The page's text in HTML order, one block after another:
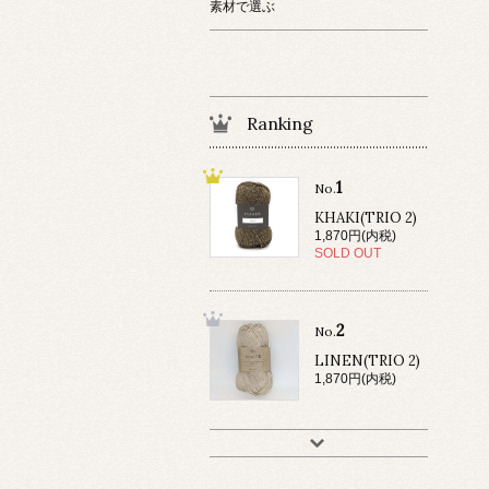
素材で選ぶ
Ranking
No.1
KHAKI(TRIO 2)
1,870円(内税)
SOLD OUT
No.2
LINEN(TRIO 2)
1,870円(内税)